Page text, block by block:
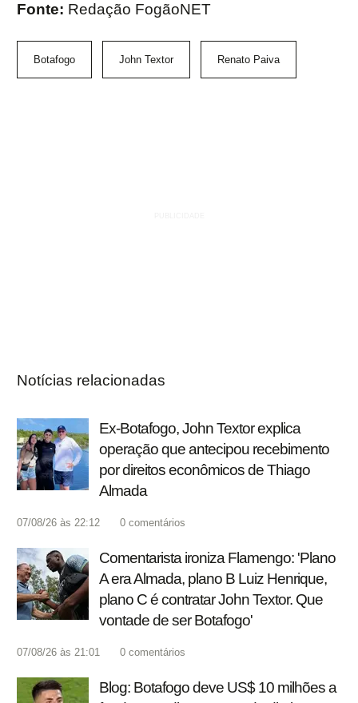
Fonte: Redação FogãoNET
Botafogo John Textor Renato Paiva
Notícias relacionadas
Ex-Botafogo, John Textor explica
operação que antecipou recebimento
por direitos econômicos de Thiago
Almada
07/08/26 às 22:12 0 comentários
Comentarista ironiza Flamengo: 'Plano
A era Almada, plano B Luiz Henrique,
plano C é contratar John Textor. Que
vontade de ser Botafogo'
07/08/26 às 21:01 0 comentários
Blog: Botafogo deve US$ 10 milhões a